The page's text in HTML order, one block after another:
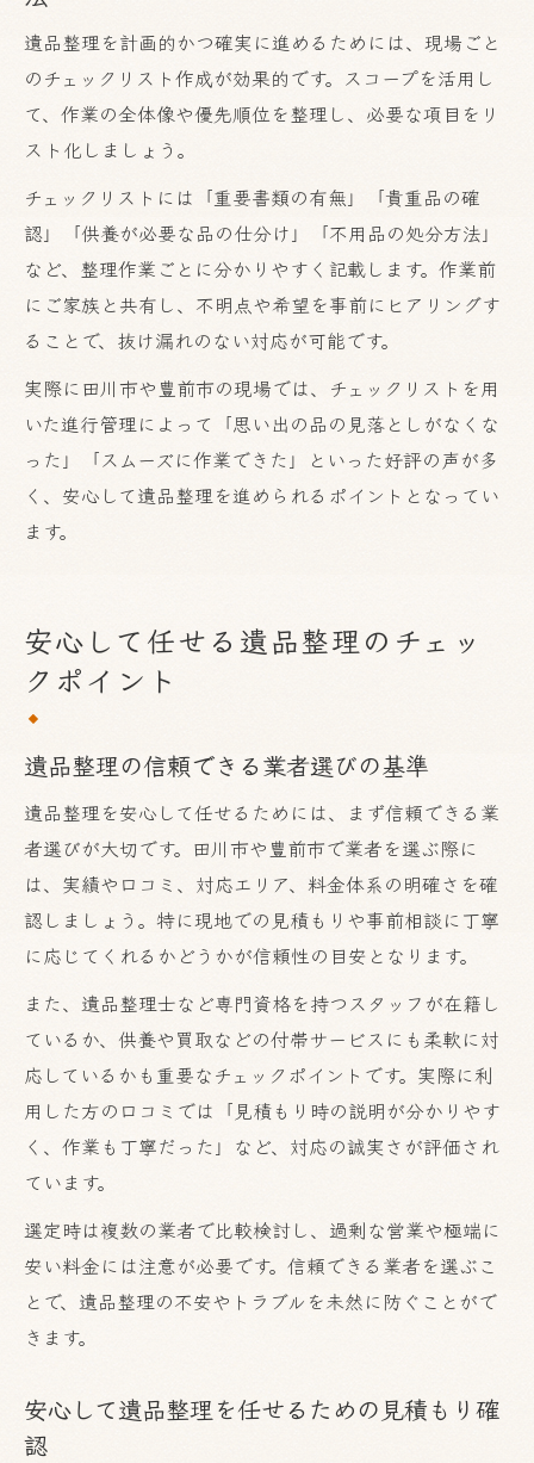
遺品整理を計画的かつ確実に進めるためには、現場ごと
のチェックリスト作成が効果的です。スコープを活用し
て、作業の全体像や優先順位を整理し、必要な項目をリ
スト化しましょう。
チェックリストには「重要書類の有無」「貴重品の確
認」「供養が必要な品の仕分け」「不用品の処分方法」
など、整理作業ごとに分かりやすく記載します。作業前
にご家族と共有し、不明点や希望を事前にヒアリングす
ることで、抜け漏れのない対応が可能です。
実際に田川市や豊前市の現場では、チェックリストを用
いた進行管理によって「思い出の品の見落としがなくな
った」「スムーズに作業できた」といった好評の声が多
く、安心して遺品整理を進められるポイントとなってい
ます。
安心して任せる遺品整理のチェッ
クポイント
遺品整理の信頼できる業者選びの基準
遺品整理を安心して任せるためには、まず信頼できる業
者選びが大切です。田川市や豊前市で業者を選ぶ際に
は、実績や口コミ、対応エリア、料金体系の明確さを確
認しましょう。特に現地での見積もりや事前相談に丁寧
に応じてくれるかどうかが信頼性の目安となります。
また、遺品整理士など専門資格を持つスタッフが在籍し
ているか、供養や買取などの付帯サービスにも柔軟に対
応しているかも重要なチェックポイントです。実際に利
用した方の口コミでは「見積もり時の説明が分かりやす
く、作業も丁寧だった」など、対応の誠実さが評価され
ています。
選定時は複数の業者で比較検討し、過剰な営業や極端に
安い料金には注意が必要です。信頼できる業者を選ぶこ
とで、遺品整理の不安やトラブルを未然に防ぐことがで
きます。
安心して遺品整理を任せるための見積もり確
認
お気軽にご相談ください